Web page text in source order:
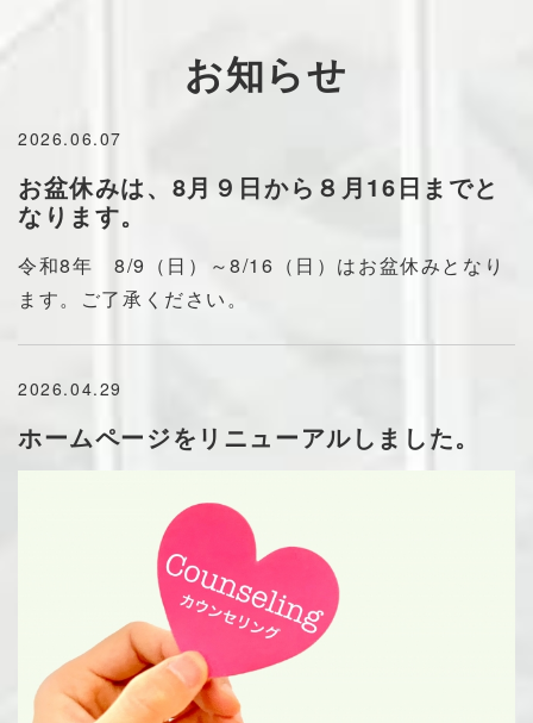
お知らせ
2026.06.07
お盆休みは、8月９日から８月16日までと
なります。
令和8年 8/9（日）～8/16（日）はお盆休みとなり
ます。ご了承ください。
2026.04.29
ホームページをリニューアルしました。